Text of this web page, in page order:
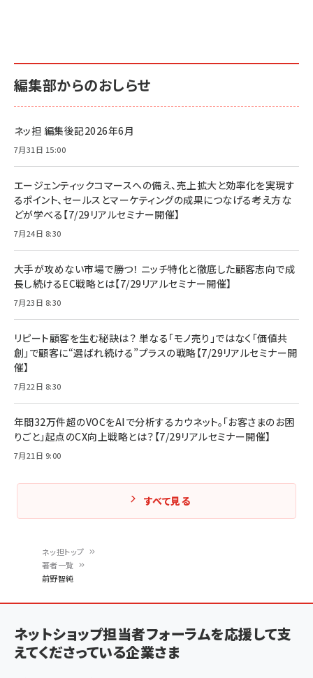
ン
く
ず
ネッ担トップ
著者一覧
前野智純
編集部からのおしらせ
ネッ担 編集後記2026年6月
7月31日 15:00
エージェンティックコマースへの備え、売上拡大と効率化を実現す
るポイント、セールスとマーケティングの成果につなげる考え方な
どが学べる【7/29リアルセミナー開催】
7月24日 8:30
大手が攻めない市場で勝つ！ ニッチ特化と徹底した顧客志向で成
長し続けるEC戦略とは【7/29リアルセミナー開催】
7月23日 8:30
リピート顧客を生む秘訣は？ 単なる「モノ売り」ではなく「価値共
創」で顧客に“選ばれ続ける”プラスの戦略【7/29リアルセミナー開
催】
7月22日 8:30
年間32万件超のVOCをAIで分析するカウネット。「お客さまのお困
りごと」起点のCX向上戦略とは？【7/29リアルセミナー開催】
7月21日 9:00
すべて見る
ネットショップ担当者フォーラムを応援して支
えてくださっている企業さま